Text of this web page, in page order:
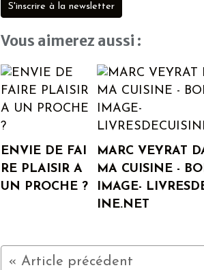
S'inscrire à la newsletter
Vous aimerez aussi :
ENVIE DE FAI
RE PLAISIR A
UN PROCHE ?
MARC VEYRAT
MA CUISINE -
IMAGE-
INE.NET